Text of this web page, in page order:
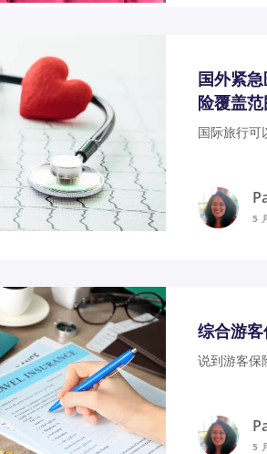
国外紧
险覆盖
国际旅行可
5
综合游
说到游客保
5